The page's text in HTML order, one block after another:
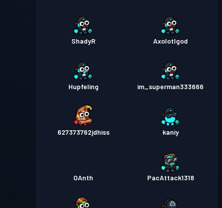
ShadyR Axolotlgod
Hupfeling im_superman333666
627373762jdhiss kaniy
OAnth PacAttack1318